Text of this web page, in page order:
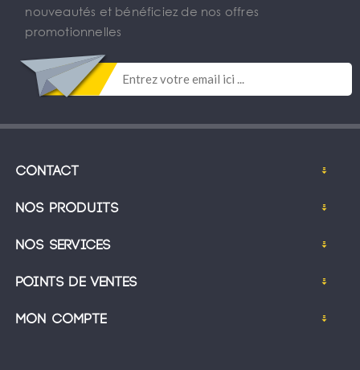
nouveautés et bénéficiez de nos offres
promotionnelles
Contact
Nos produits
Nos services
Points de ventes
Mon compte